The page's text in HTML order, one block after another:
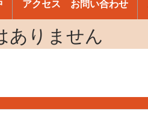
アクセス お問い合わせ
ありません